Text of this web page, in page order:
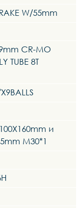
W/55mm
CR-MO
TUBE 8T
и
M30*1